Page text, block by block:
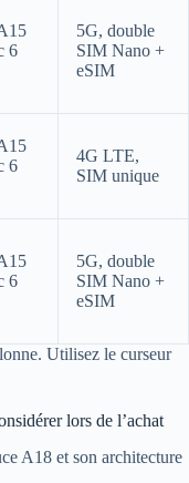
6
5G, double
SIM Nano +
eSIM
6
4G LTE,
SIM unique
6
5G, double
SIM Nano +
eSIM
Utilisez le curseur
lors de l’achat
A18 et son architecture